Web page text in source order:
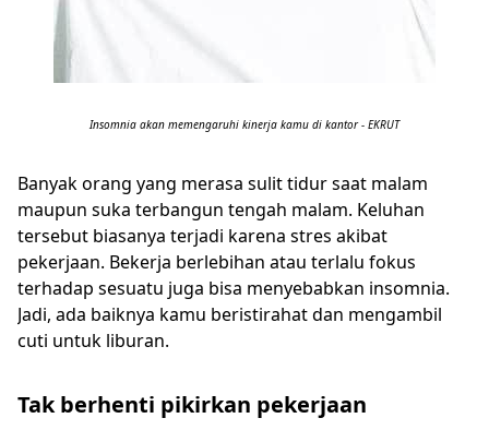
Insomnia akan memengaruhi kinerja kamu di kantor - EKRUT
Banyak orang yang merasa sulit tidur saat malam
maupun suka terbangun tengah malam. Keluhan
tersebut biasanya terjadi karena stres akibat
pekerjaan. Bekerja berlebihan atau terlalu fokus
terhadap sesuatu juga bisa menyebabkan insomnia.
Jadi, ada baiknya kamu beristirahat dan mengambil
cuti untuk liburan.
Tak berhenti pikirkan pekerjaan